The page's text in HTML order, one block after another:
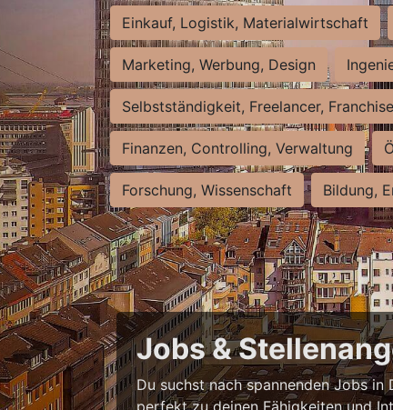
Einkauf, Logistik, Materialwirtschaft
Marketing, Werbung, Design
Selbstständigkeit, Freelancer, Franchise
Finanzen, Controlling, Verwaltung
Forschung, Wissenschaft Bildung,
Jobs &
Du suchst nach spannenden Jobs